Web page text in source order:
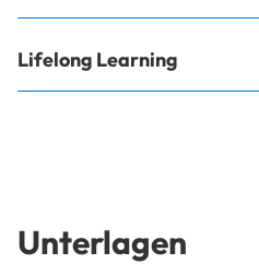
Lifelong Learning
Unterlagen